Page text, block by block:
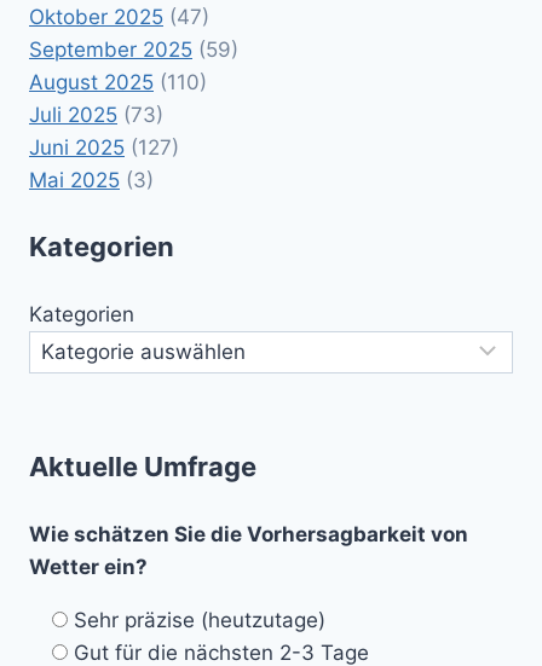
Oktober 2025 (47)
September 2025 (59)
August 2025 (110)
Juli 2025 (73)
Juni 2025 (127)
Mai 2025 (3)
Kategorien
Kategorien
Aktuelle Umfrage
Wie schätzen Sie die Vorhersagbarkeit von
Wetter ein?
Sehr präzise (heutzutage)
Gut für die nächsten 2-3 Tage